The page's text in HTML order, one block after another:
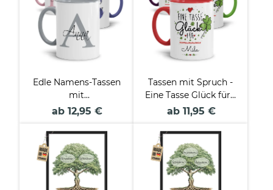
Edle Namens-Tassen
mit
Anfangsbuchstabe
ab 12,95 €
Tassen mit Spruch -
Eine Tasse Glück für -
mit Name beschriften
ab 11,95 €